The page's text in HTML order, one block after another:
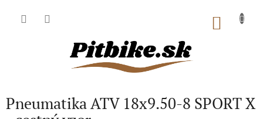
Pneumatika ATV 18x9.50-8 SPORT X